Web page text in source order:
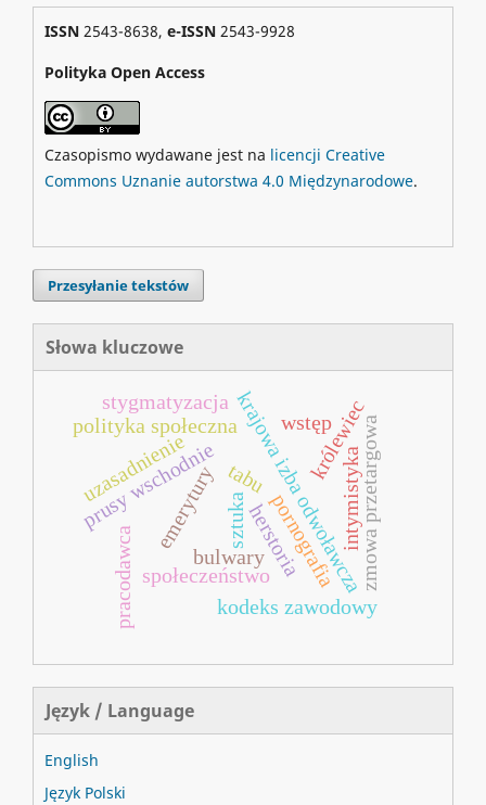
ISSN2543-8638, e-ISSN 2543-9928
Polityka Open Access
Czasopismo wydawane jest na licencji Creative
Commons Uznanie autorstwa 4.0 Międzynarodowe.
Przesyłanie tekstów
Słowa kluczowe
bulwarykrajowa izba odwoławcza
prusy wschodnie
emerytury
społeczeństwo
kodeks zawodowy
zmowa przetargowa
sztuka
polityka społeczna
pornografia
tabu
stygmatyzacja
uzasadnienie
pracodawca
królewiec
intymistyka
wstęp
herstoria
Język / Language
English
Język Polski